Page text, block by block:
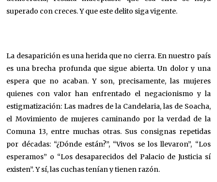
superado con creces. Y que este delito siga vigente.
La desaparición es una herida que no cierra. En nuestro país
es una brecha profunda que sigue abierta. Un dolor y una
espera que no acaban. Y son, precisamente, las mujeres
quienes con valor han enfrentado el negacionismo y la
estigmatización: Las madres de la Candelaria, las de Soacha,
el Movimiento de mujeres caminando por la verdad de la
Comuna 13, entre muchas otras. Sus consignas repetidas
por décadas: “¿Dónde están?”, “Vivos se los llevaron”, “Los
esperamos” o “Los desaparecidos del Palacio de Justicia sí
existen”. Y sí, las cuchas tenían y tienen razón.